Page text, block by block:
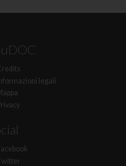
legali